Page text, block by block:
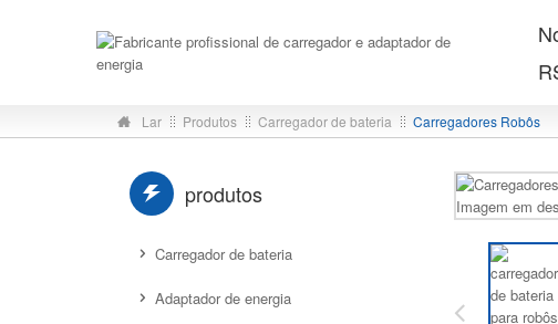
Lar Produtos Carregador de bateria Carregadores Robôs
produtos
Carregador de bateria
Adaptador de energia